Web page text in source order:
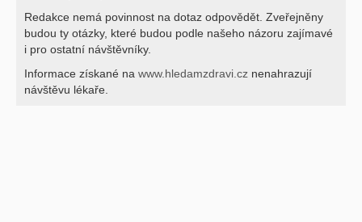
Redakce nemá povinnost na dotaz odpovědět. Zveřejněny
budou ty otázky, které budou podle našeho názoru zajímavé
i pro ostatní návštěvníky.
Informace získané na www.hledamzdravi.cz nenahrazují
návštěvu lékaře.